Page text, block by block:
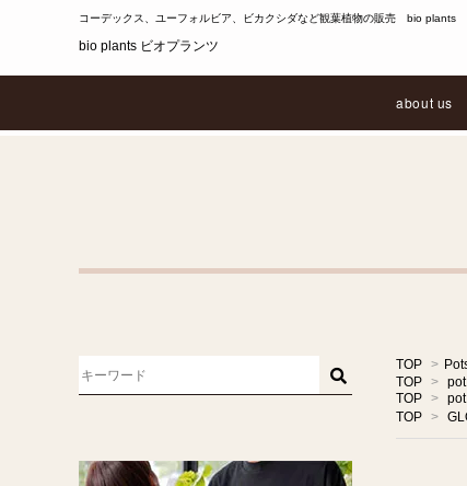
コーデックス、ユーフォルビア、ビカクシダなど観葉植物の販売 bio plants
bio plants ビオプランツ
about us
TOP >
TOP > pot
TOP > pot
TOP >